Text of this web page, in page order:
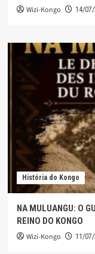
Wizi-Kongo 14/
História do Kongo
NA MULUANGU: O
REINO DO KONGO
Wizi-Kongo 11/